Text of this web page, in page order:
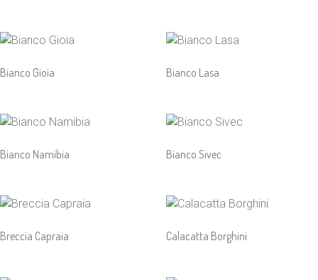
Bianco Gioia Bianco Lasa
Bianco Namibia Bianco Sivec
Breccia Capraia Calacatta Borghini